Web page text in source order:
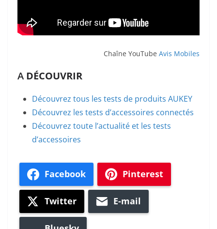
Chaîne YouTube Avis Mobiles
A DÉCOUVRIR
Découvrez tous les tests de produits AUKEY
Découvrez les tests d’accessoires connectés
Découvrez toute l’actualité et les tests
d’accessoires
Facebook Pinterest
Twitter E-mail